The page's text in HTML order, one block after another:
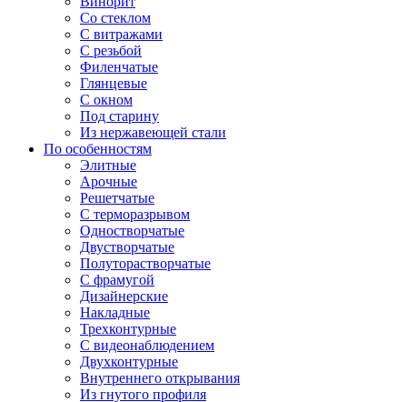
Со стеклом
С витражами
С резьбой
Филенчатые
Глянцевые
С окном
Под старину
Из нержавеющей стали
По особенностям
Элитные
Арочные
Решетчатые
С терморазрывом
Одностворчатые
Двустворчатые
Полуторастворчатые
С фрамугой
Дизайнерские
Накладные
Трехконтурные
С видеонаблюдением
Двухконтурные
Внутреннего открывания
Из гнутого профиля